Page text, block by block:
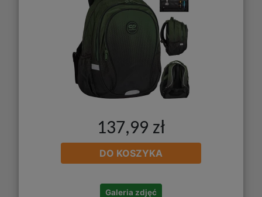
137,99 zł
DO KOSZYKA
Galeria zdjęć